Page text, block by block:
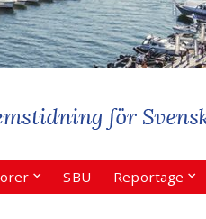
SBU Reportage